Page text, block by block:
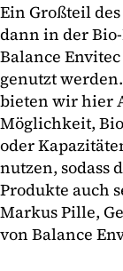
Ein Großteil
dann in der
Balance
genutzt
bieten wir hier
Möglichkeit,
oder
nutzen, sodass
Produkte auch
Markus Pille,
von Balance